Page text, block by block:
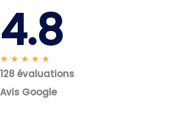
4.8
★ ★ ★ ★ ★
o
t
128 évaluations
Avis Google